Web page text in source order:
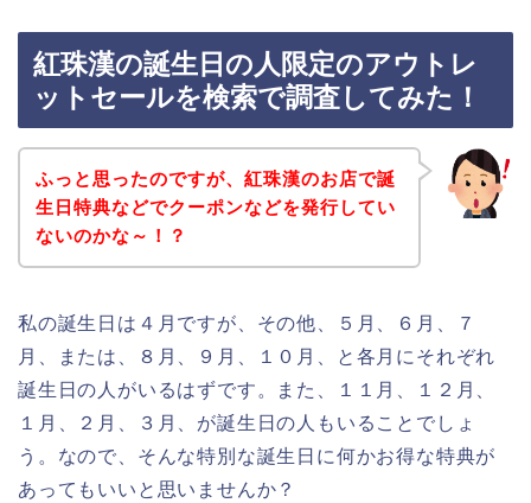
紅珠漢の誕生日の人限定のアウトレ
ットセールを検索で調査してみた！
ふっと思ったのですが、紅珠漢のお店で誕
生日特典などでクーポンなどを発行してい
ないのかな～！？
私の誕生日は４月ですが、その他、５月、６月、７
月、または、８月、９月、１０月、と各月にそれぞれ
誕生日の人がいるはずです。また、１１月、１２月、
１月、２月、３月、が誕生日の人もいることでしょ
う。なので、そんな特別な誕生日に何かお得な特典が
あってもいいと思いませんか？